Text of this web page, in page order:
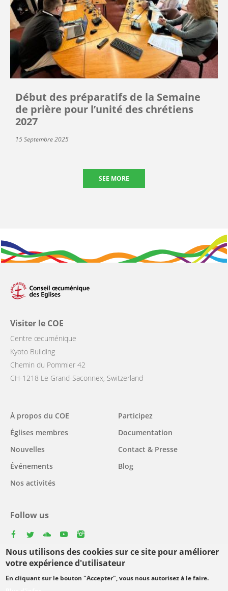
Nous utilisons des cookies sur ce site pour améliorer
votre expérience d'utilisateur
En cliquant sur le bouton "Accepter", vous nous autorisez à le faire.
Début des préparatifs de la Semaine
de prière pour l’unité des chrétiens
2027
15 Septembre 2025
SEE MORE
Visiter le COE
Centre œcuménique
Kyoto Building
Chemin du Pommier 42
CH-1218 Le Grand-Saconnex, Switzerland
Main
navigation
À propos du COE
Églises membres
Nouvelles
Événements
Nos activités
Participez
Documentation
Contact & Presse
Blog
Follow us
Select
your
Footer